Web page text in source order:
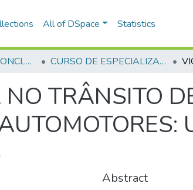
All of DSpace Statistics
TRABALHOS DE CONCLUSÃO DE CURSO - CEGESP (CURSO DE ESPECIALIZAÇÃO EM GERENCIAMENTO EM SEGURANÇA PÚBLICA) CURSO DE ESPECIALIZAÇÃO EM GERENCIAMENTO EM SEGURANÇA PÚBLICA - CEGESP - 2006
TRÂNSITO
Abstract